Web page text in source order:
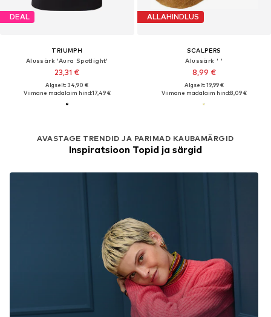
DEAL
TRIUMPH
Alussärk 'Aura Spotlight'
23,31 €
Algselt: 34,90 €
Viimane madalaim hind:17,49 €
ALLAHINDLUS
SCALPERS
Alussärk ' '
8,99 €
Algselt: 19,99 €
Viimane madalaim hind:8,09 €
AVASTAGE TRENDID JA PARIMAD KAUBAMÄRGID
Inspiratsioon Topid ja särgid